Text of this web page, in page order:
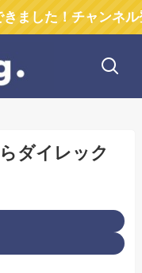
！チャンネル登録お
ダイレック